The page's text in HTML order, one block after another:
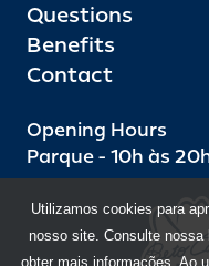
Questions
Benefits
Contact
Opening Hours
Parque - 10h às
Utilizamos cookies para
nosso site. Consulte nossa
obter mais informações. Ao